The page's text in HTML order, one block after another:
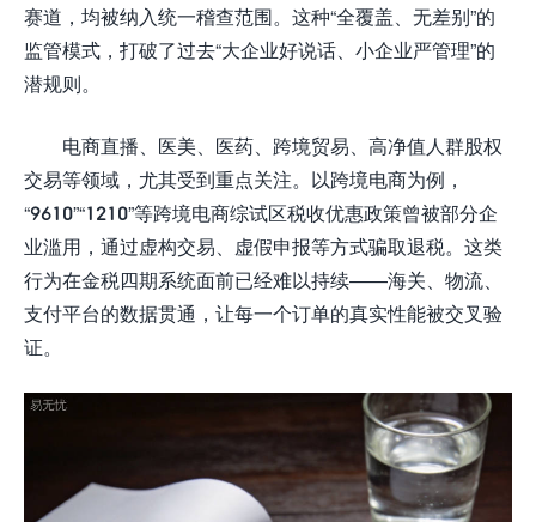
赛道，均被纳入统一稽查范围。这种“全覆盖、无差别”的
监管模式，打破了过去“大企业好说话、小企业严管理”的
潜规则。
电商直播、医美、医药、跨境贸易、高净值人群股权
交易等领域，尤其受到重点关注。以跨境电商为例，
“9610”“1210”等跨境电商综试区税收优惠政策曾被部分企
业滥用，通过虚构交易、虚假申报等方式骗取退税。这类
行为在金税四期系统面前已经难以持续——海关、物流、
支付平台的数据贯通，让每一个订单的真实性能被交叉验
证。